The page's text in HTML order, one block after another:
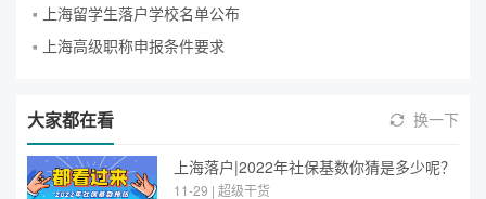
上海留学生落户学校名单公布
上海高级职称申报条件要求
大家都在看 换一下
上海落户|2022年社保基数你猜是多少呢？
11-29 | 超级干货